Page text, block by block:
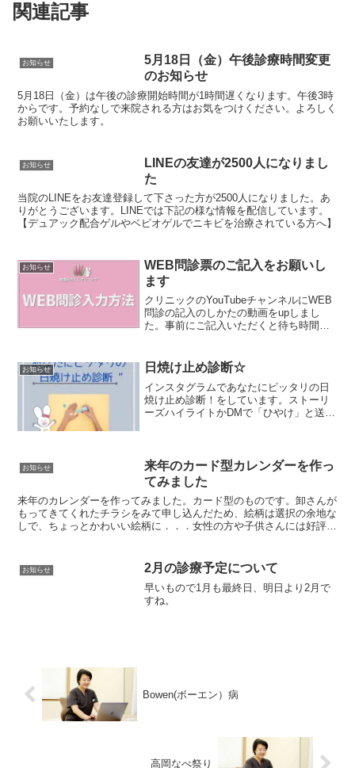
関連記事
お知らせ
5月18日（金）午後診療時間変更
のお知らせ
5月18日（金）は午後の診療開始時間が1時間遅くなります。午後3時
からです。予約なしで来院される方はお気をつけください。よろしく
お願いいたします。
お知らせ
LINEの友達が2500人になりまし
た
当院のLINEをお友達登録して下さった方が2500人になりました。あ
りがとうございます。LINEでは下記の様な情報を配信しています。
【デュアック配合ゲルやベピオゲルでニキビを治療されている方へ】
お知らせ
WEB問診票のご記入をお願いし
ます
クリニックのYouTubeチャンネルにWEB
問診の記入のしかたの動画をupしまし
た。事前にご記入いただくと待ち時間の
ずご記入をお願いします。いつもの症状
での再診の方もご...
お知らせ 日焼け止め診断☆
インスタグラムであなたにピッタリの日
焼け止め診断！をしています。ストーリ
ーズハイライトかDMで「ひやけ」と送っ
はこちら
お知らせ
来年のカード型カレンダーを作っ
てみました
来年のカレンダーを作ってみました。カード型のものです。卸さんが
もってきてくれたチラシをみて申し込んだため、絵柄は選択の余地な
しで、ちょっとかわいい絵柄に．．．女性の方や子供さんには好評の
お知らせ 2月の診療予定について
早いもので1月も最終日、明日より2月で
すね。
Bowen(ボーエン）病
高岡なべ祭り